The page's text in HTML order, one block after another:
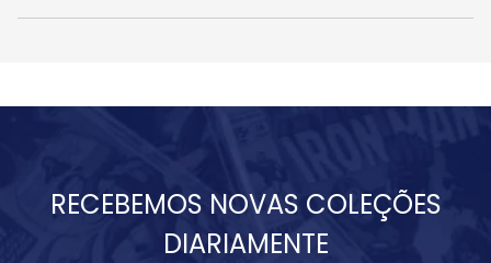
RECEBEMOS NOVAS COLEÇÕES
DIARIAMENTE